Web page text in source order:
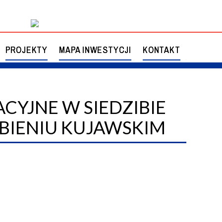
STATUT
KONSULTACJE SPOŁECZNE
PROJEKTY MAPA INWESTYCJI KONTAKT
W SIEDZIBIE
KUJAWSKIM